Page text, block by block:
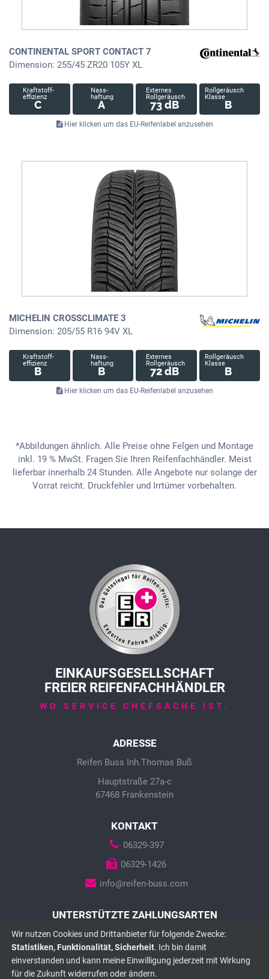
CONTINENTAL SPORT CONTACT 7
Dimension: 255/45 ZR20 105Y XL
Kraftstoff-
effizienz
C
Nass-
haftung
A
Externes
Rollgeräusch
73 dB
Rollgeräusch
Klasse
B
Hier klicken um das EU-Reifenlabel anzusehen
MICHELIN CROSSCLIMATE 3
Dimension: 205/55 R16 94V XL
Kraftstoff-
effizienz
B
Nass-
haftung
B
Externes
Rollgeräusch
72 dB
Rollgeräusch
Klasse
B
Hier klicken um das EU-Reifenlabel anzusehen
*Abbildungen ähnlich. Alle Preise ohne Felgen und Montage
inkl. 19 % MwSt. Fragen Sie Ihren Reifenfachhändler. Meist
lieferbar innerhalb 24 Stunden. Alle Angebote nur solange der
Vorrat reicht. Druckfehler und Irrtümer vorbehalten.
EINKAUFSGESELLSCHAFT
FREIER REIFENFACHHÄNDLER
WO SERVICE CHEFSACHE IST.
ADRESSE
Reifen Buss Inh.Thomas Buß
Hauptstraße 27a-c
67468 Frankenstein
KONTAKT
06329-397
06329-1426
info@reifen-buss.com
UNTERSTÜTZTE ZAHLUNGSARTEN
Wir nutzen Cookies und Drittanbieter für folgende Zwecke:
Statistiken, Funktionalität, Sicherheit. Ich bin damit
einverstanden und kann meine Einwilligung jederzeit mit Wirkung
für die Zukunft widerrufen oder ändern.